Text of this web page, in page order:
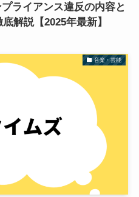
ライアンス違反の内容と
解説【2025年最新】
音楽・芸能